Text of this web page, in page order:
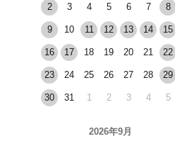
2 3 4 5 6 7 8
9 10 11 12 13 14 15
16 17 18 19 20 21 22
23 24 25 26 27 28 29
30 31 1 2 3 4 5
2026年9月